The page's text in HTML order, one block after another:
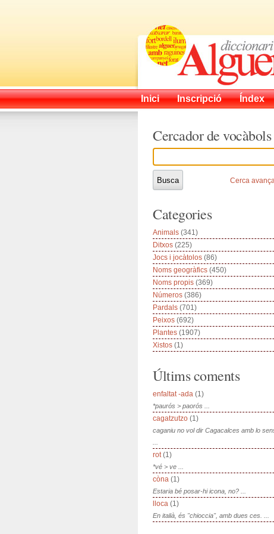
Inici Inscripció Índex
Cercador de vocàbols
Cerca
Categories
Animals (341)
Ditxos (225)
Jocs i jocàtolos (86)
Noms geogràfics (450)
Noms propis (369)
Números (386)
Pardals (701)
Peixos (692)
Plantes (1907)
Xistos (1)
Últims coments
enfaltat -ada (1)
*paurós > paorós ...
cagatzutzo (1)
caganiu no vol dir Cagacalces amb lo
rot(1)
*vé > ve ...
còna (1)
Estaria bé posar-hi icona, no? ...
lloca (1)
En italià, és "chioccia", amb dues ces. ...